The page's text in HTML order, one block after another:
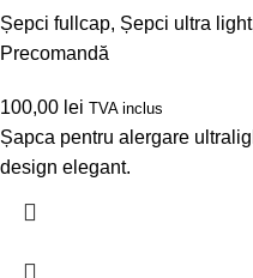
Șepci fullcap, Șepci ultra light
Precomandă
100,00 lei TVA inclus
Șapca pentru alergare
design elegant.